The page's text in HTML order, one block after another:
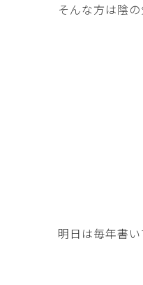
そんな方は陰
明日は毎年書